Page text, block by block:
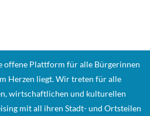
offene Plattform für alle Bürgerinnen
Herzen liegt. Wir treten für alle
wirtschaftlichen und kulturellen
mit all ihren Stadt- und Ortsteilen